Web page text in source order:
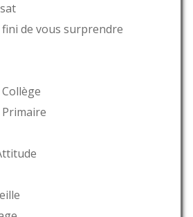
de vous surprendre